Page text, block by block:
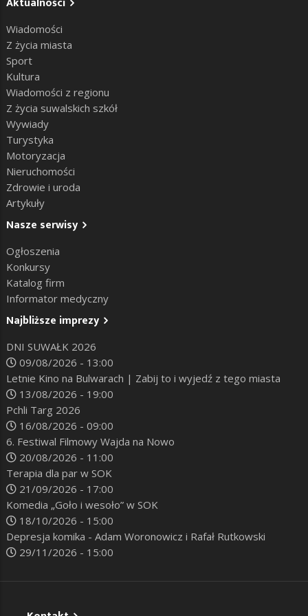
Wiadomości
Z życia miasta
Sport
Kultura
Wiadomości z regionu
Z życia suwalskich szkół
Wywiady
Turystyka
Motoryzacja
Nieruchomości
Zdrowie i uroda
Artykuły
Nasze serwisy
Ogłoszenia
Konkursy
Katalog firm
Informator medyczny
Najbliższe imprezy
DNI SUWAŁK 2026
09/08/2026 - 13:00
Letnie Kino na Bulwarach | Zabij to i wyjedź z tego miasta
13/08/2026 - 19:00
Pchli Targ 2026
16/08/2026 - 09:00
6. Festiwal Filmowy Wajda na Nowo
20/08/2026 - 11:00
Terapia dla par w SOK
21/09/2026 - 17:00
Komedia „Goło i wesoło” w SOK
18/10/2026 - 15:00
Depresja komika - Adam Woronowicz i Rafał Rutkowski
29/11/2026 - 15:00